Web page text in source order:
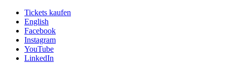
Tickets kaufen
English
Facebook
Instagram
YouTube
LinkedIn